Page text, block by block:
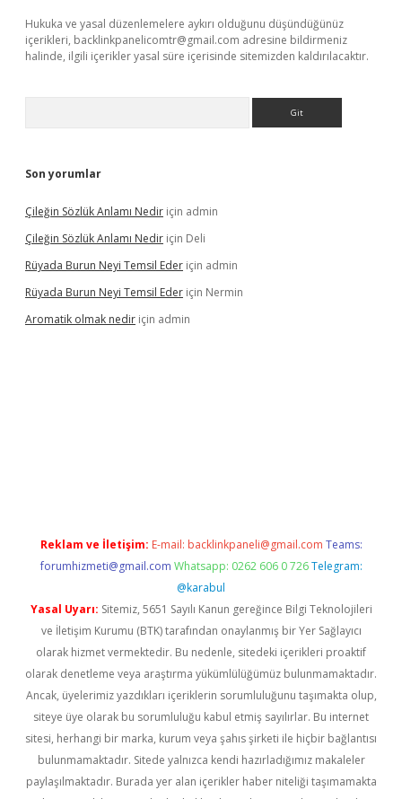
Hukuka ve yasal düzenlemelere aykırı olduğunu düşündüğünüz
içerikleri, backlinkpanelicomtr@gmail.com adresine bildirmeniz
halinde, ilgili içerikler yasal süre içerisinde sitemizden kaldırılacaktır.
Son yorumlar
Çileğin Sözlük Anlamı Nedir için admin
Çileğin Sözlük Anlamı Nedir için Deli
Rüyada Burun Neyi Temsil Eder için admin
Rüyada Burun Neyi Temsil Eder için Nermin
Aromatik olmak nedir için admin
Reklam ve İletişim: E-mail: backlinkpaneli@gmail.com Teams:
forumhizmeti@gmail.com Whatsapp: 0262 606 0 726 Telegram:
@karabul
Yasal Uyarı: Sitemiz, 5651 Sayılı Kanun gereğince Bilgi Teknolojileri
ve İletişim Kurumu (BTK) tarafından onaylanmış bir Yer Sağlayıcı
olarak hizmet vermektedir. Bu nedenle, sitedeki içerikleri proaktif
olarak denetleme veya araştırma yükümlülüğümüz bulunmamaktadır.
Ancak, üyelerimiz yazdıkları içeriklerin sorumluluğunu taşımakta olup,
siteye üye olarak bu sorumluluğu kabul etmiş sayılırlar. Bu internet
sitesi, herhangi bir marka, kurum veya şahıs şirketi ile hiçbir bağlantısı
bulunmamaktadır. Sitede yalnızca kendi hazırladığımız makaleler
paylaşılmaktadır. Burada yer alan içerikler haber niteliği taşımamakta